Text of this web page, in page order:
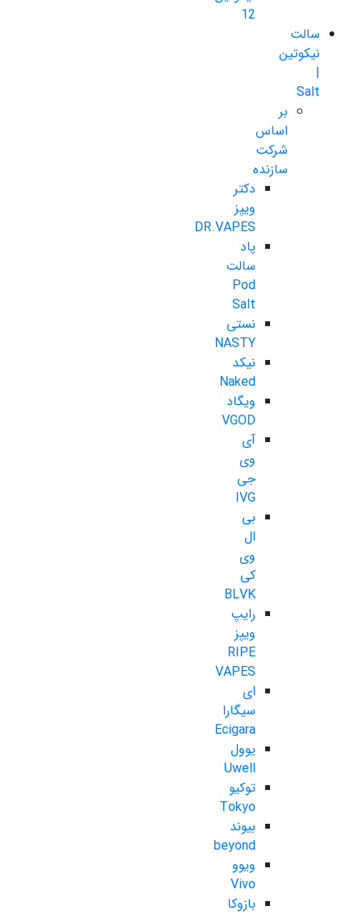
12
سالت
نیکوتین
|
Salt
بر
اساس
شرکت
سازنده
دکتر
ویپز
DR.VAPES
پاد
سالت
Pod
Salt
نستی
NASTY
نیکد
Naked
ویگاد
VGOD
آی
وی
جی
IVG
بی
ال
وی
کی
BLVK
رایپ
ویپز
RIPE
VAPES
ای
سیگارا
Ecigara
یوول
Uwell
توکیو
Tokyo
بیوند
beyond
ویوو
Vivo
بازوکا